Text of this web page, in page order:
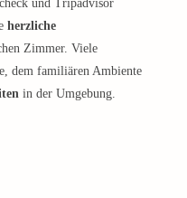
und Tripadvisor
herzliche
Zimmer. Viele
dem familiären Ambiente
in der Umgebung.